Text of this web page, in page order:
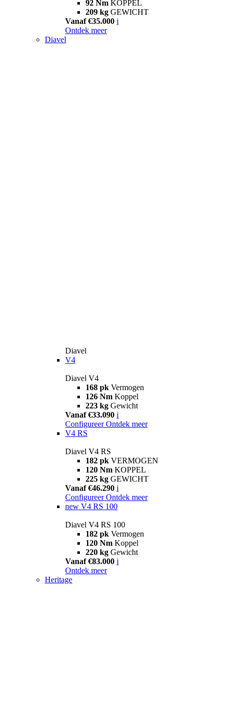
92 Nm KOPPEL
209 kg GEWICHT
Vanaf €35.000 i
Ontdek meer
Diavel
Diavel
V4
Diavel V4
168 pk Vermogen
126 Nm Koppel
223 kg Gewicht
Vanaf €33.090 i
Configureer Ontdek meer
V4 RS
Diavel V4 RS
182 pk VERMOGEN
120 Nm KOPPEL
225 kg GEWICHT
Vanaf €46.290 i
Configureer Ontdek meer
new V4 RS 100
Diavel V4 RS 100
182 pk Vermogen
120 Nm Koppel
220 kg Gewicht
Vanaf €83.000 i
Ontdek meer
Heritage